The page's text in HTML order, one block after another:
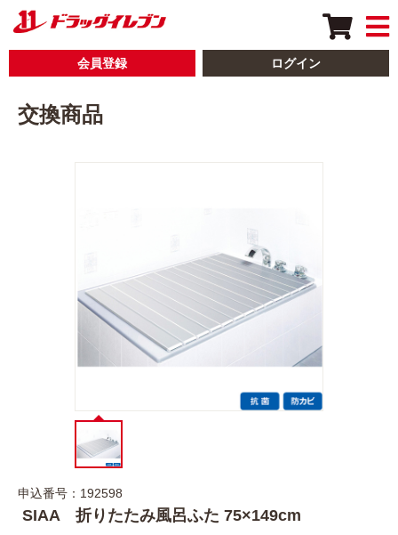
会員登録 ログイン
交換商品
申込番号：192598
SIAA 折りたたみ風呂ふた 75×149cm